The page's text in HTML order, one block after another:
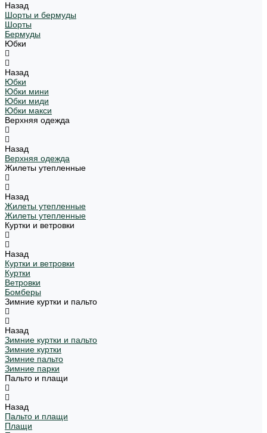
Назад
Шорты и бермуды
Шорты
Бермуды
Юбки
Назад
Юбки
Юбки мини
Юбки миди
Юбки макси
Верхняя одежда
Назад
Верхняя одежда
Жилеты утепленные
Назад
Жилеты утепленные
Жилеты утепленные
Куртки и ветровки
Назад
Куртки и ветровки
Куртки
Ветровки
Бомберы
Зимние куртки и пальто
Назад
Зимние куртки и пальто
Зимние куртки
Зимние пальто
Зимние парки
Пальто и плащи
Назад
Пальто и плащи
Плащи